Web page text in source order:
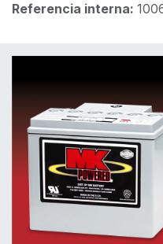
Referencia interna: